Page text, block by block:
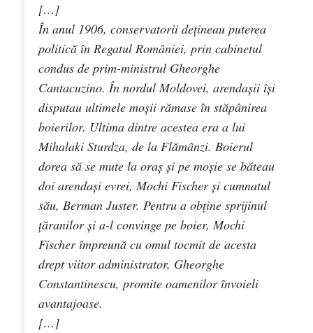
[…]
În anul 1906, conservatorii deţineau puterea
politică în Regatul României, prin cabinetul
condus de prim-ministrul Gheorghe
Cantacuzino. În nordul Moldovei, arendaşii îşi
disputau ultimele moşii rămase în stăpânirea
boierilor. Ultima dintre acestea era a lui
Mihalaki Sturdza, de la Flămânzi. Boierul
dorea să se mute la oraş şi pe moşie se băteau
doi arendaşi evrei, Mochi Fischer şi cumnatul
său, Berman Juster. Pentru a obţine sprijinul
ţăranilor şi a-l convinge pe boier, Mochi
Fischer împreună cu omul tocmit de acesta
drept viitor administrator, Gheorghe
Constantinescu, promite oamenilor învoieli
avantajoase.
[…]